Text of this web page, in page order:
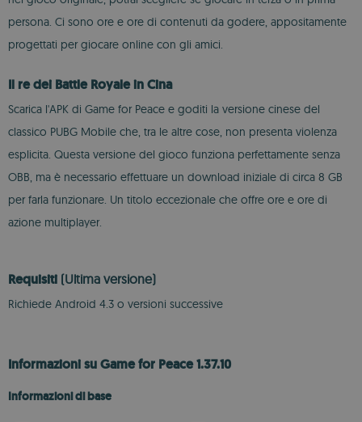
persona. Ci sono ore e ore di contenuti da godere, appositamente
progettati per giocare online con gli amici.
Il re dei Battle Royale in Cina
Scarica l'APK di Game for Peace e goditi la versione cinese del
classico PUBG Mobile che, tra le altre cose, non presenta violenza
esplicita. Questa versione del gioco funziona perfettamente senza
OBB, ma è necessario effettuare un download iniziale di circa 8 GB
per farla funzionare. Un titolo eccezionale che offre ore e ore di
azione multiplayer.
Requisiti (Ultima versione)
Richiede Android 4.3 o versioni successive
Informazioni su Game for Peace 1.37.10
Informazioni di base